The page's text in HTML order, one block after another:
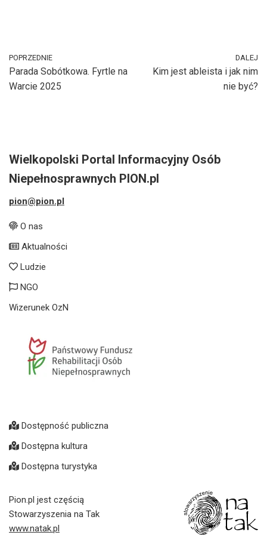
POPRZEDNIE
Parada Sobótkowa. Fyrtle na
Warcie 2025
DALEJ
Kim jest ableista i jak nim
nie być?
Wielkopolski Portal Informacyjny Osób
Niepełnosprawnych PION.pl
pion@pion.pl
O nas
Aktualności
Ludzie
NGO
Wizerunek OzN
Dostępność publiczna
Dostępna kultura
Dostępna turystyka
Pion.pl jest częścią
Stowarzyszenia na Tak
www.natak.pl